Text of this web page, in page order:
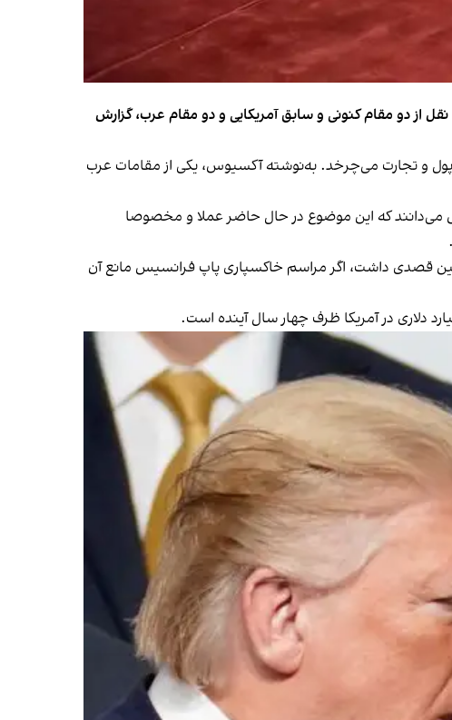
دو مقام کنونی و سابق آمریکایی و دو مقام عرب، گزارش
و تجارت می‌چرخد. به‌نوشته آکسیوس، یکی از مقامات عرب
می‌دانند که این موضوع در حال حاضر عملا و مخصوصا
قصدی داشت، اگر مراسم خاکسپاری پاپ فرانسیس مانع آن